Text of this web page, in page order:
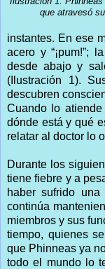
que atravesó
instantes. En ese
acero y “¡pum!”;
desde abajo y
(Ilustración 1).
descubren
Cuando lo
dónde está y qué
relatar al doctor lo
Durante los
tiene fiebre y a
haber sufrido
continúa
miembros y sus
tiempo, quienes
que Phinneas ya
todo el mundo lo